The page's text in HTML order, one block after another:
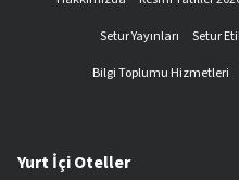
Setur Yayınları
Setur
Bilgi Toplumu Hizmetleri
Yurt İçi Oteller